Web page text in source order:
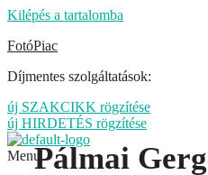
Kilépés a tartalomba
FotóPiac
Díjmentes szolgáltatások:
új SZAKCIKK rögzítése
új HIRDETÉS rögzítése
MenuPálmai